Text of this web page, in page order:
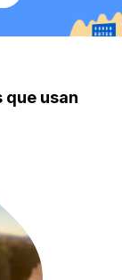
que usan